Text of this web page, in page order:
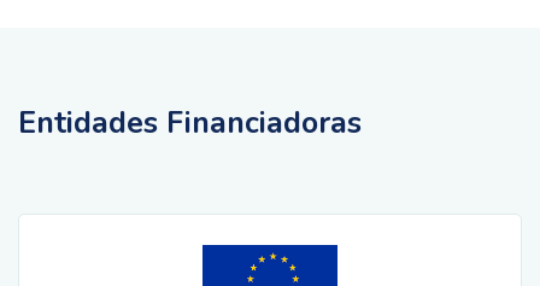
Entidades Financiadoras